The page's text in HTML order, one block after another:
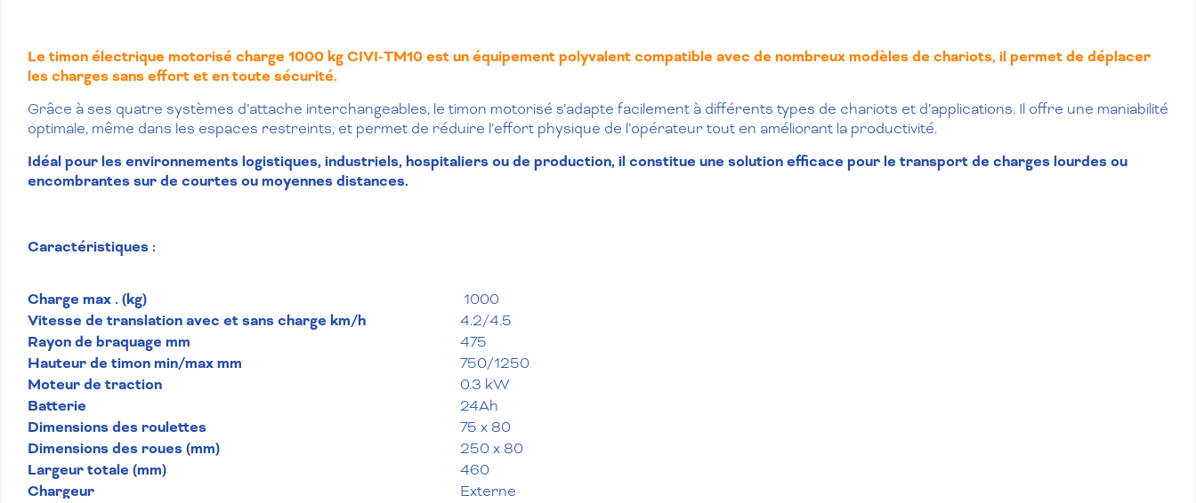
Le timon électrique motorisé charge 1000 kg CIVI-TM10 est un équipement polyvalent compatible avec de nombreux modèles de chariots, il permet de déplacer
les charges sans effort et en toute sécurité.
Grâce à ses quatre systèmes d’attache interchangeables, le timon motorisé s’adapte facilement à différents types de chariots et d’applications. Il offre une maniabilité
optimale, même dans les espaces restreints, et permet de réduire l’effort physique de l’opérateur tout en améliorant la productivité.
Idéal pour les environnements logistiques, industriels, hospitaliers ou de production, il constitue une solution efficace pour le transport de charges lourdes ou
encombrantes sur de courtes ou moyennes distances.
Caractéristiques :
Charge max . (kg) 1000
Vitesse de translation avec et sans charge km/h 4.2/4.5
Rayon de braquage mm 475
Hauteur de timon min/max mm 750/1250
Moteur de traction 0.3 kW
Batterie 24Ah
Dimensions des roulettes 75 x 80
Dimensions des roues (mm) 250 x 80
Largeur totale (mm) 460
Chargeur Externe